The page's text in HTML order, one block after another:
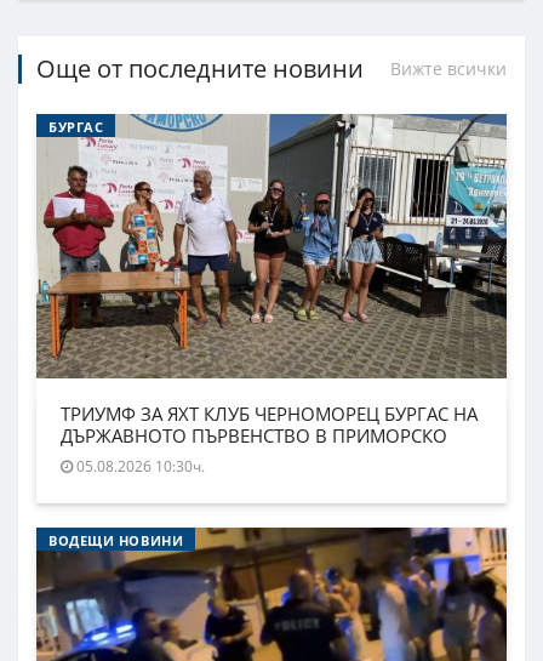
Още от последните новини Вижте всички
БУРГАС
ТРИУМФ ЗА ЯХТ КЛУБ ЧЕРНОМОРЕЦ БУРГАС НА
ДЪРЖАВНОТО ПЪРВЕНСТВО В ПРИМОРСКО
05.08.2026 10:30ч.
ВОДЕЩИ НОВИНИ